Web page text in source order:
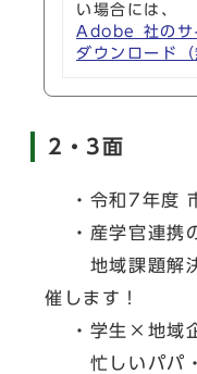
い場合には、
Adobe 社の
ダウンロード
2・3面
・令和7年度
・産学官連携
地域課題解決
催します！
・学生×地域企
忙しいパパ・